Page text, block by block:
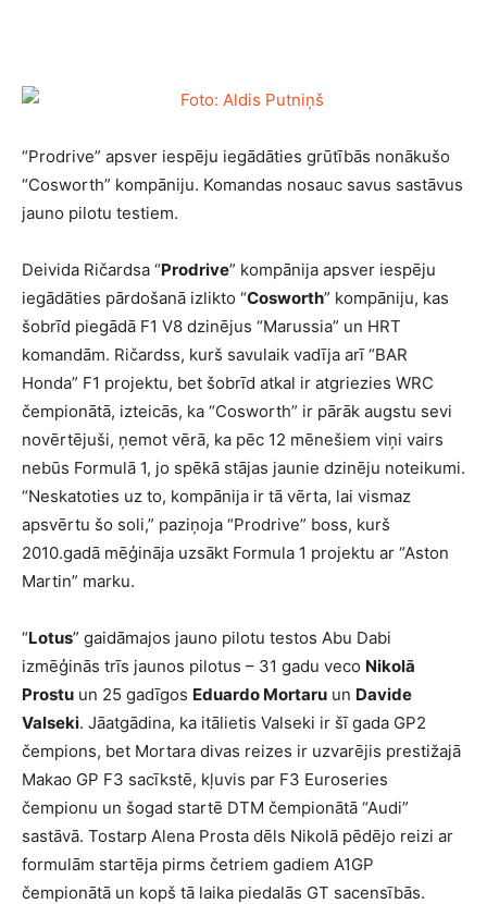
“Prodrive” apsver iespēju iegādāties grūtībās nonākušo
“Cosworth” kompāniju. Komandas nosauc savus sastāvus
jauno pilotu testiem.
Deivida Ričardsa “Prodrive” kompānija apsver iespēju
iegādāties pārdošanā izlikto “Cosworth” kompāniju, kas
šobrīd piegādā F1 V8 dzinējus “Marussia” un HRT
komandām. Ričardss, kurš savulaik vadīja arī “BAR
Honda” F1 projektu, bet šobrīd atkal ir atgriezies WRC
čempionātā, izteicās, ka “Cosworth” ir pārāk augstu sevi
novērtējuši, ņemot vērā, ka pēc 12 mēnešiem viņi vairs
nebūs Formulā 1, jo spēkā stājas jaunie dzinēju noteikumi.
“Neskatoties uz to, kompānija ir tā vērta, lai vismaz
apsvērtu šo soli,” paziņoja “Prodrive” boss, kurš
2010.gadā mēģināja uzsākt Formula 1 projektu ar “Aston
Martin” marku.
“Lotus” gaidāmajos jauno pilotu testos Abu Dabi
izmēģinās trīs jaunos pilotus – 31 gadu veco Nikolā
Prostu un 25 gadīgos Eduardo Mortaru un Davide
Valseki. Jāatgādina, ka itālietis Valseki ir šī gada GP2
čempions, bet Mortara divas reizes ir uzvarējis prestižajā
Makao GP F3 sacīkstē, kļuvis par F3 Euroseries
čempionu un šogad startē DTM čempionātā “Audi”
sastāvā. Tostarp Alena Prosta dēls Nikolā pēdējo reizi ar
formulām startēja pirms četriem gadiem A1GP
čempionātā un kopš tā laika piedalās GT sacensībās.